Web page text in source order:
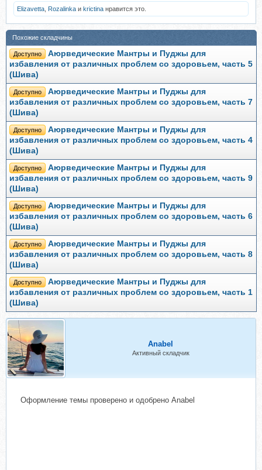
Elizavetta Rozalinka и krictina нравится это.
Похожие складчины
Доступно
Аюрведические Мантры и Пуджы для
избавления от различных проблем со здоровьем, часть 5
(Шива)
Доступно
Аюрведические Мантры и Пуджы для
избавления от различных проблем со здоровьем, часть 7
(Шива)
Доступно
Аюрведические Мантры и Пуджы для
избавления от различных проблем со здоровьем, часть 4
(Шива)
Доступно
Аюрведические Мантры и Пуджы для
избавления от различных проблем со здоровьем, часть 9
(Шива)
Доступно
Аюрведические Мантры и Пуджы для
избавления от различных проблем со здоровьем, часть 6
(Шива)
Доступно
Аюрведические Мантры и Пуджы для
избавления от различных проблем со здоровьем, часть 8
(Шива)
Доступно
Аюрведические Мантры и Пуджы для
избавления от различных проблем со здоровьем, часть 1
(Шива)
Anabel
Активный складчик
Оформление темы проверено и одобрено Anabel